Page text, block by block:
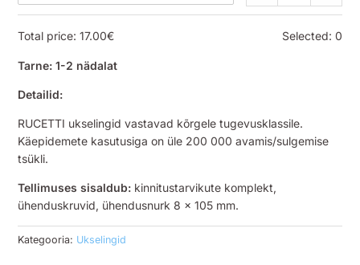
Total price: 17.00€ Selected: 0
Tarne: 1-2 nädalat
Detailid:
RUCETTI ukselingid vastavad kõrgele tugevusklassile.
Käepidemete kasutusiga on üle 200 000 avamis/sulgemise
tsükli.
Tellimuses sisaldub:kinnitustarvikute komplekt,
ühenduskruvid, ühendusnurk 8 x 105 mm.
Kategooria: Ukselingid